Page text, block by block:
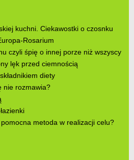
kuchni. Ciekawostki o czosnku
Rosarium
czyli śpię o innej porze niż wszyscy
lęk przed ciemnością
diety
nie rozmawia?
metoda w realizacji celu?